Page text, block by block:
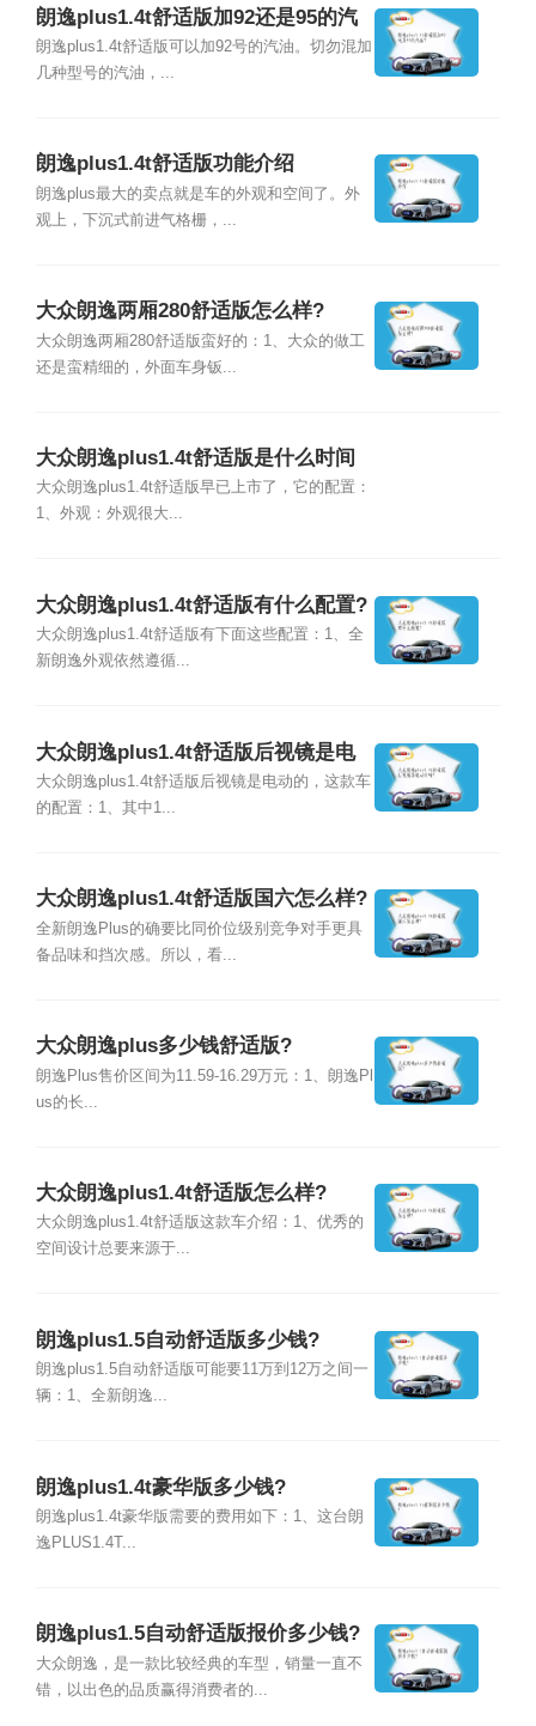
朗逸plus1.4t舒适版加92还是95的汽
油？
朗逸plus1.4t舒适版可以加92号的汽油。切勿混加
几种型号的汽油，...
朗逸plus1.4t舒适版功能介绍
朗逸plus最大的卖点就是车的外观和空间了。外
观上，下沉式前进气格栅，...
大众朗逸两厢280舒适版怎么样?
大众朗逸两厢280舒适版蛮好的：1、大众的做工
还是蛮精细的，外面车身钣...
大众朗逸plus1.4t舒适版是什么时间
上市的?
大众朗逸plus1.4t舒适版早已上市了，它的配置：
1、外观：外观很大...
大众朗逸plus1.4t舒适版有什么配置?
大众朗逸plus1.4t舒适版有下面这些配置：1、全
新朗逸外观依然遵循...
大众朗逸plus1.4t舒适版后视镜是电
动的吗?
大众朗逸plus1.4t舒适版后视镜是电动的，这款车
的配置：1、其中1...
大众朗逸plus1.4t舒适版国六怎么样?
全新朗逸Plus的确要比同价位级别竞争对手更具
备品味和挡次感。所以，看...
大众朗逸plus多少钱舒适版?
朗逸Plus售价区间为11.59-16.29万元：1、朗逸Pl
us的长...
大众朗逸plus1.4t舒适版怎么样?
大众朗逸plus1.4t舒适版这款车介绍：1、优秀的
空间设计总要来源于...
朗逸plus1.5自动舒适版多少钱?
朗逸plus1.5自动舒适版可能要11万到12万之间一
辆：1、全新朗逸...
朗逸plus1.4t豪华版多少钱?
朗逸plus1.4t豪华版需要的费用如下：1、这台朗
逸PLUS1.4T...
朗逸plus1.5自动舒适版报价多少钱?
大众朗逸，是一款比较经典的车型，销量一直不
错，以出色的品质赢得消费者的...